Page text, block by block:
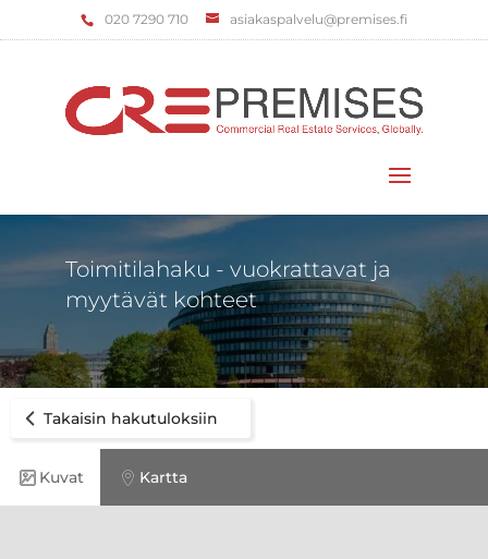
‌020 7290 710 asiakaspalvelu@premises.fi
Toimitilahaku - vuokrattavat ja
myytävät kohteet
Takaisin hakutuloksiin
Kuvat Kartta